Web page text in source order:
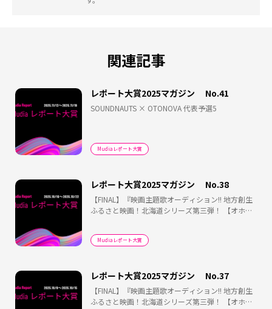
関連記事
レポート大賞2025マガジン No.41
SOUNDNAUTS × OTONOVA 代表予選5
Mudiaレポート大賞
レポート大賞2025マガジン No.38
【FINAL】『映画主題歌オーディション!! 地方創生
ふるさと映画！北海道シリーズ第三弾！ 【オホー
Mudiaレポート大賞
レポート大賞2025マガジン No.37
【FINAL】『映画主題歌オーディション!! 地方創生
ふるさと映画！北海道シリーズ第三弾！ 【オホー